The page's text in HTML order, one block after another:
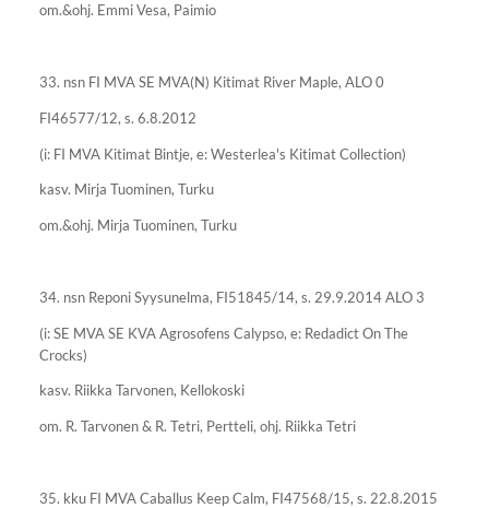
om.&ohj. Emmi Vesa, Paimio
33. nsn FI MVA SE MVA(N) Kitimat River Maple, ALO 0
FI46577/12, s. 6.8.2012
(i: FI MVA Kitimat Bintje, e: Westerlea's Kitimat Collection)
kasv. Mirja Tuominen, Turku
om.&ohj. Mirja Tuominen, Turku
34. nsn Reponi Syysunelma, FI51845/14, s. 29.9.2014 ALO 3
(i: SE MVA SE KVA Agrosofens Calypso, e: Redadict On The
Crocks)
kasv. Riikka Tarvonen, Kellokoski
om. R. Tarvonen & R. Tetri, Pertteli, ohj. Riikka Tetri
35. kku FI MVA Caballus Keep Calm, FI47568/15, s. 22.8.2015